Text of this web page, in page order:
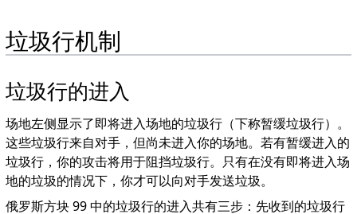
垃圾行机制
垃圾行的进入
场地左侧显示了即将进入场地的垃圾行（下称暂缓垃圾行）。
这些垃圾行来自对手，但尚未进入你的场地。若有暂缓进入的
垃圾行，你的攻击将用于阻挡垃圾行。只有在没有即将进入场
地的垃圾的情况下，你才可以向对手发送垃圾。
俄罗斯方块 99 中的垃圾行的进入共有三步：先收到的垃圾行